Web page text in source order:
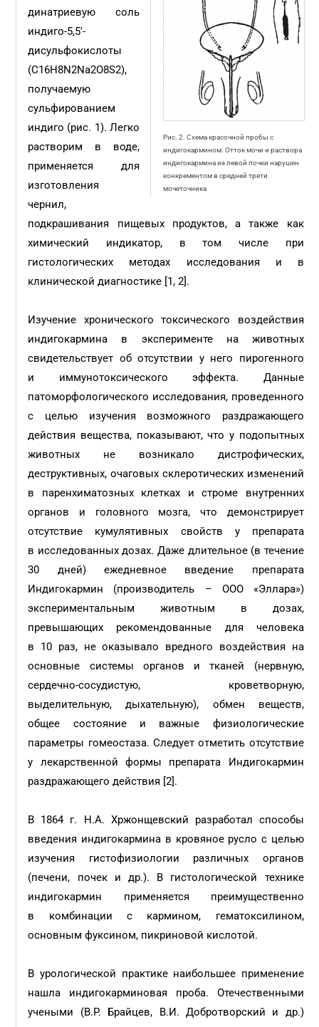
Рис. 2. Схема красочной пробы с
индигокармином. Отток мочи и раствора
индигокармина из левой почки нарушен
конкрементом в средней трети
мочеточника
динатриевую соль
индиго-5,5'-
дисульфокислоты
(C16H8N2Na2O8S2),
получаемую
сульфированием
индиго (рис. 1). Легко
растворим в воде,
применяется для
изготовления
чернил,
подкрашивания пищевых продуктов, а также как
химический индикатор, в том числе при
гистологических методах исследования и в
клинической диагностике [1, 2].
Изучение хронического токсического воздействия
индигокармина в эксперименте на животных
свидетельствует об отсутствии у него пирогенного
и иммунотоксического эффекта. Данные
патоморфологического исследования, проведенного
с целью изучения возможного раздражающего
действия вещества, показывают, что у подопытных
животных не возникало дистрофических,
деструктивных, очаговых склеротических изменений
в паренхиматозных клетках и строме внутренних
органов и головного мозга, что демонстрирует
отсутствие кумулятивных свойств у препарата
в исследованных дозах. Даже длительное (в течение
30 дней) ежедневное введение препарата
Индигокармин (производитель – ООО «Эллара»)
экспериментальным животным в дозах,
превышающих рекомендованные для человека
в 10 раз, не оказывало вредного воздействия на
основные системы органов и тканей (нервную,
сердечно-сосудистую, кроветворную,
выделительную, дыхательную), обмен веществ,
общее состояние и важные физиологические
параметры гомеостаза. Следует отметить отсутствие
у лекарственной формы препарата Индигокармин
раздражающего действия [2].
В 1864 г. Н.А. Хржонщевский разработал способы
введения индигокармина в кровяное русло с целью
изучения гистофизиологии различных органов
(печени, почек и др.). В гистологической технике
индигокармин применяется преимущественно
в комбинации с кармином, гематоксилином,
основным фуксином, пикриновой кислотой.
В урологической практике наибольшее применение
нашла индигокарминовая проба. Отечественными
учеными (В.Р. Брайцев, В.И. Добротворский и др.)